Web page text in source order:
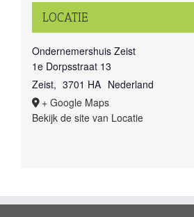
LOCATIE
Ondernemershuis Zeist
1e Dorpsstraat 13
Zeist, 3701 HA Nederland
+ Google Maps
Bekijk de site van Locatie